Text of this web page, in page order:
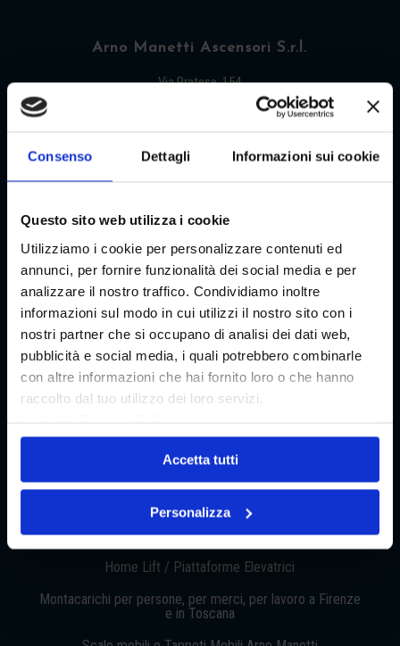
Consenso Dettagli Informazioni sui cookie
Questo sito web utilizza i cookie
Utilizziamo i cookie per personalizzare contenuti ed
annunci, per fornire funzionalità dei social media e per
analizzare il nostro traffico. Condividiamo inoltre
informazioni sul modo in cui utilizzi il nostro sito con i
nostri partner che si occupano di analisi dei dati web,
pubblicità e social media, i quali potrebbero combinarle
con altre informazioni che hai fornito loro o che hanno
raccolto dal tuo utilizzo dei loro servizi.
Accetta tutti
Personalizza
Arno Manetti Ascensori S.r.l.
Via Pratese, 154
E-mail: info@arnomanetti.it
Manutenzione Elevatori in Toscana
Pistoia (PT) , Firenze (FI) , Arezzo (AR) , Siena
(SI)
, Prato (PO) ,
Ascensori Arno Manetti, ascensoristi dal 1920
Vano Scala
Home Lift / Piattaforme Elevatrici
Montacarichi per persone, per merci, per lavoro a Firenze
e in Toscana